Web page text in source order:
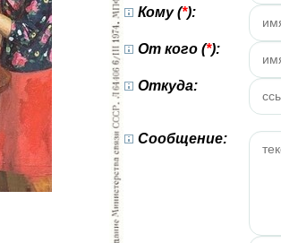
Кому (*):
От кого (*):
Откуда:
Сообщение: